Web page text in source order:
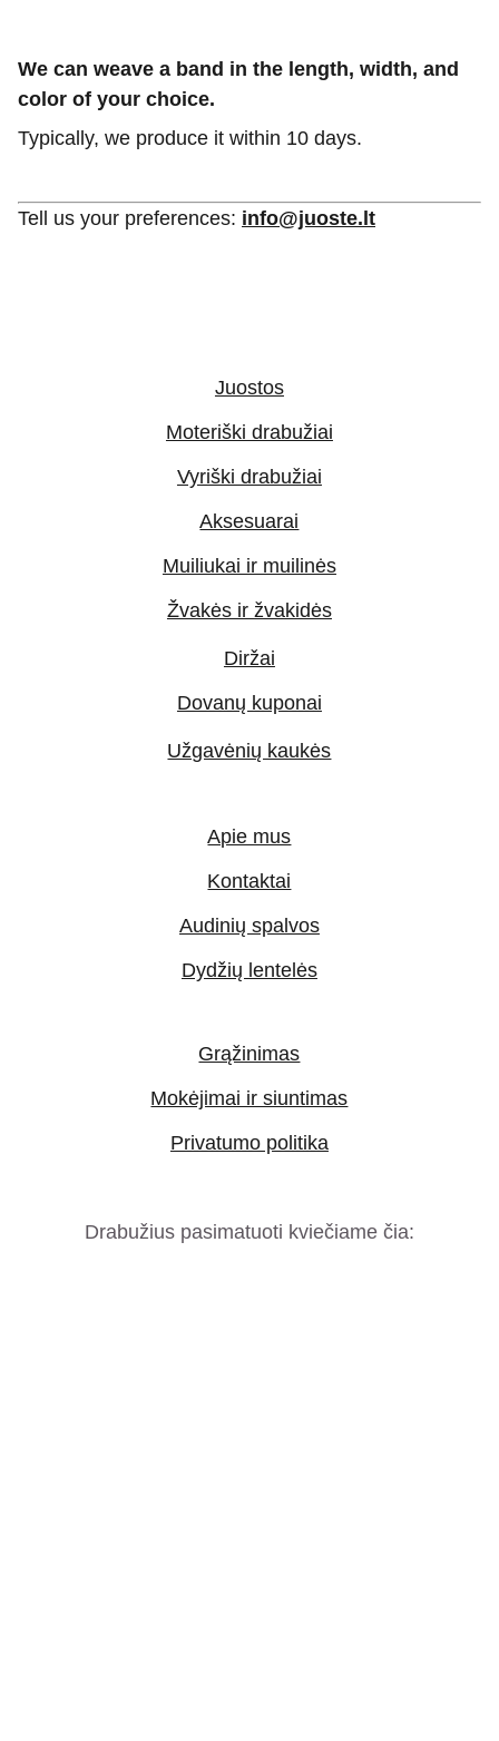
We can weave a band in the length, width, and
color of your choice.
Typically, we produce it within 10 days.
Tell us your preferences: info@juoste.lt
Mokėjimai ir siuntimas
Apie mus
Grąžinimas
Drabužius pasimatuoti kviečiame čia:
Privatumo politika
Moteriški drabužiai
Vyriški drabužiai
Aksesuarai
Muiliukai ir muilinės
Kontaktai
Audinių spalvos
Dydžių lentelės
Žvakės ir žvakidės
Dovanų kuponai
Juostos
Diržai
Užgavėnių kaukės